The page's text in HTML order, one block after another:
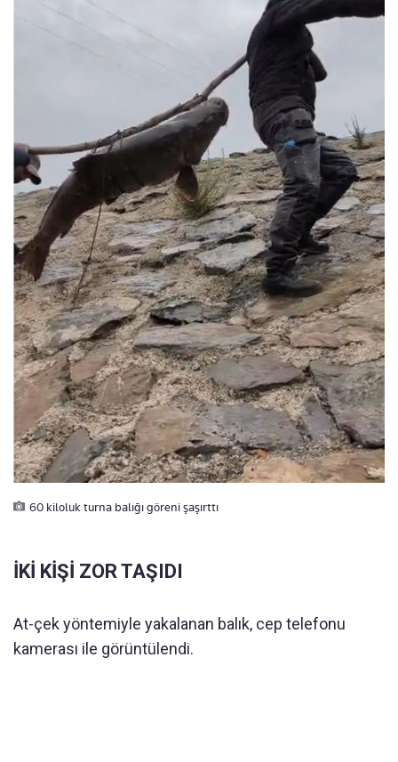
60 kiloluk turna balığı göreni şaşırttı
İKİ KİŞİ ZOR TAŞIDI
At-çek yöntemiyle yakalanan balık, cep telefonu
kamerası ile görüntülendi.